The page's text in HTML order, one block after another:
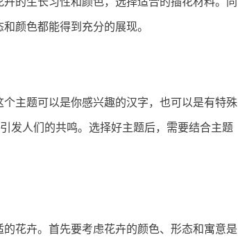
颜色都能得到充分的展现。
主题可以是你感兴趣的汉字，也可以是有特殊
发人们的共鸣。选择好主题后，需要结合主题
花卉。首先要考虑花卉的颜色、形态和寓意是